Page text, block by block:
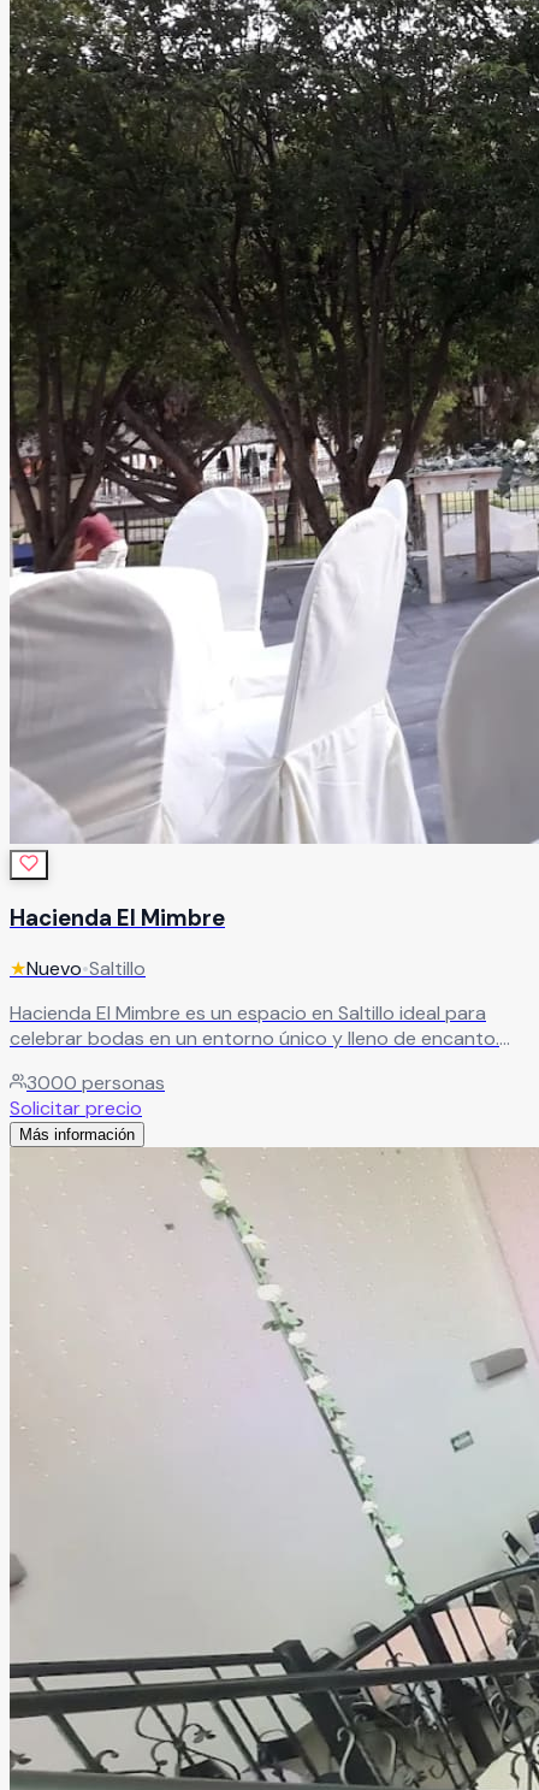
Hacienda El Mimbre
★Nuevo•Saltillo
Hacienda El Mimbre es un espacio en Saltillo ideal para
celebrar bodas en un entorno único y lleno de encanto.
transporta a otra época, creando el escenario perfecto
para vivir un momento inolvidable junto a tus seres
queridos. Leer más
3000 personas
Solicitar precio
Más información